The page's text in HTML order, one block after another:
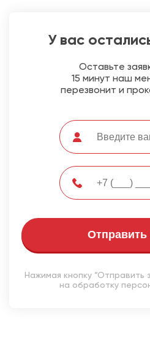
У вас
Оставьте
15 минут наш
перезвонит и
Отправить
Нажимая кнопку “Отправить
на обработку